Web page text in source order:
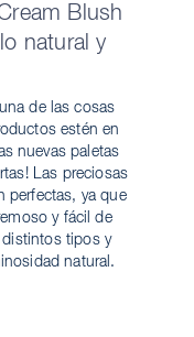
Blush
natural y
de las cosas
estén en
nuevas paletas
Las preciosas
perfectas, ya que
y fácil de
tipos y
natural.